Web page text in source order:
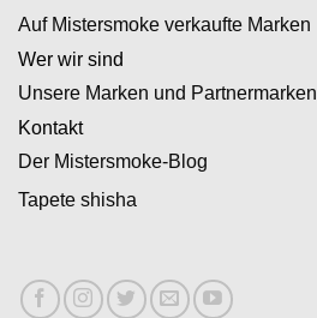
Auf Mistersmoke verkaufte Marken
Wer wir sind
Unsere Marken und Partnermarken
Kontakt
Der Mistersmoke-Blog
Tapete shisha